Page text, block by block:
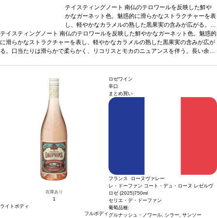
テイスティングノート南仏のテロワールを反映した鮮や
かなガーネット色。魅惑的に滑らかなストラクチャーを表
し、軽やかなカラメルの熟した黒果実の含みが広がる。口
当たりは滑らかで柔らかく、リコリスとモカのニュアンス
を伴う。長い余韻が続き、タンニンは完璧に溶け込んでい
る。合う料理肉、チーズなどと好相性葡萄品種グルナッ
ヴィンテージが在庫切れの場合、在庫があり価格が同様の
場合は自動的に次のヴィンテージに変更されます、ご了承
テイスティングノート 南仏のテロワールを反映した鮮やかなガーネット色。魅惑的
に滑らかなストラクチャーを表し、軽やかなカラメルの熟した黒果実の含みが広が
る。口当たりは滑らかで柔らかく、リコリスとモカのニュアンスを伴う。長い余韻
ニャン 3%、マルスラン 3%
HVE認証*本ヴィンテージが在庫切れの場合、在
庫があり価格が同様の場合は自動的に次のヴィンテージに変更されます、ご了承く
在庫あり
1
ライトボディ
フルボディ
ロゼワイン
辛口
まとめ買い
フランス ローヌヴァレー
レ・ドーファン コート・デュ・ローヌ レゼルヴ
ロゼ (2025)750ml
セリエ・デ・ドーファン
葡萄品種:
グルナッシュ・ノワール, シラー, サンソー